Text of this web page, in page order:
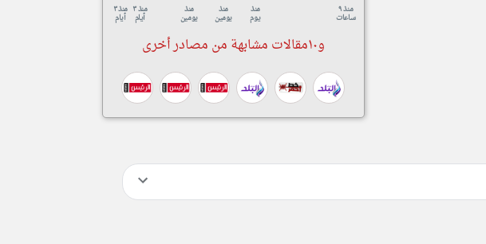
منذ ٣
أيام
منذ ٣
أيام
منذ
يومين
منذ
يومين
منذ
يوم
منذ ٩
ساعات
و١٠مقالات مشابهة من مصادر أخرى